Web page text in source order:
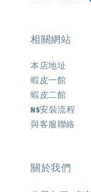
相關網站
本店地址
蝦皮一館
蝦皮二館
NS安裝流程
與客服聯絡
關於我們